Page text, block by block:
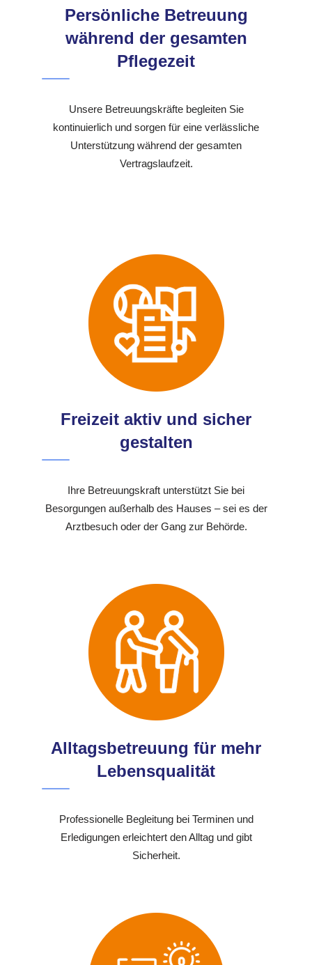
Persönliche Betreuung
während der gesamten
Pflegezeit
Unsere Betreuungskräfte begleiten Sie
kontinuierlich und sorgen für eine verlässliche
Unterstützung während der gesamten
Vertragslaufzeit.
Freizeit aktiv und sicher
gestalten
Ihre Betreuungskraft unterstützt Sie bei
Besorgungen außerhalb des Hauses – sei es der
Arztbesuch oder der Gang zur Behörde.
Alltagsbetreuung für mehr
Lebensqualität
Professionelle Begleitung bei Terminen und
Erledigungen erleichtert den Alltag und gibt
Sicherheit.